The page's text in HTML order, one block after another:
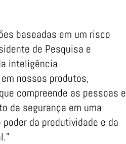
baseadas em um risco
de Pesquisa e
inteligência
nossos produtos,
compreende as pessoas e
da segurança em uma
da produtividade e da